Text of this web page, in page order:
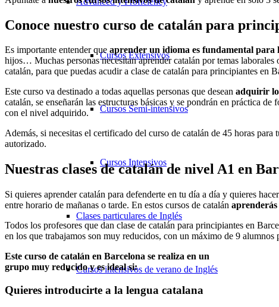
Cursos Extensivos
Cursos Semi-intensivos
Cursos Intensivos
Clases particulares de Inglés
Cursos intensivos de verano de Inglés
Conoce nuestro curso de catalán para
Es importante entender que aprender un idioma es fundamental para
hijos… Muchas personas necesitan aprender catalán por temas
catalán, para que puedas acudir a clase de catalán para principiantes en
Este curso va destinado a todas aquellas personas que desean adquirir
catalán, se enseñarán las estructuras básicas y se pondrán en práctica
con el nivel adquirido.
Además, si necesitas el certificado del curso de catalán de 45 horas para
autorizado.
Nuestras clases de catalán de nivel A1 en
Si quieres aprender catalán para defenderte en tu día a día y quieres
entre horario de mañanas o tarde. En estos cursos de catalán aprenderás
Todos los profesores que dan clase de catalán para principiantes en
en los que trabajamos son muy reducidos, con un máximo de 9 alumnos
Este curso de catalán en Barcelona se realiza en un
grupo muy reducido y es ideal si:
Quieres introducirte a la lengua catalana